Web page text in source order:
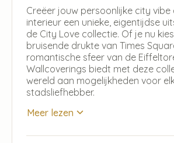
Creëer jouw persoonlijke city vibe
interieur een unieke, eigentijdse
de City Love collectie. Of je nu
bruisende drukte van Times
romantische sfeer van de
Wallcoverings biedt met deze
wereld aan mogelijkheden voor
stadsliefhebber.
Meer lezen